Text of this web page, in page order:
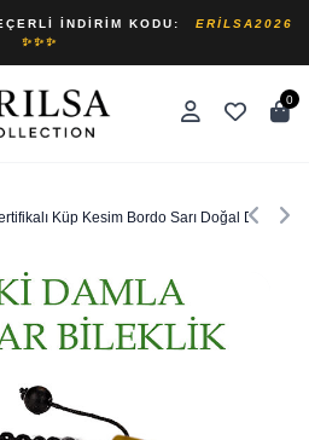
İNDIRIM KODU:
ERILSA2026
✨✨✨
0
Küp Kesim Bordo Sarı Doğal Damla